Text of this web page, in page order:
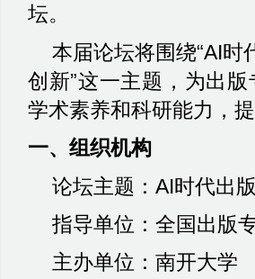
坛。
本届论坛将围绕“AI时
创新”这一主题，为出
学术素养和科研能力，
一、组织机构
论坛主题： AI时代出
指导单位：全国出版
主办单位：南开大学